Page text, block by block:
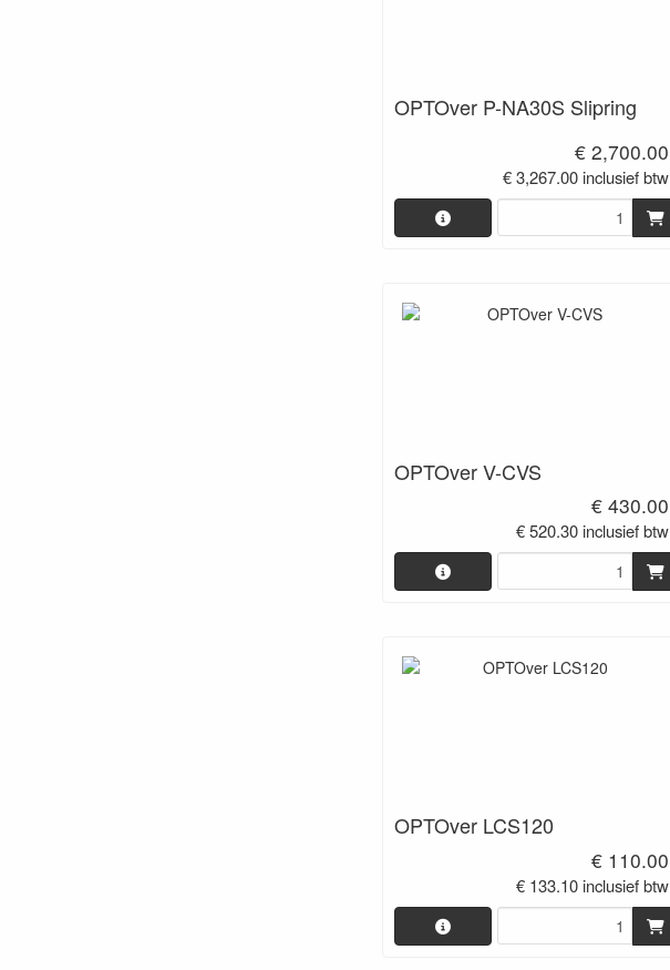
OPTOver P-NA30S Slipring
€ 2,700.00
€ 3,267.00 inclusief btw
OPTOver V-CVS
€ 430.00
€ 520.30 inclusief btw
OPTOver LCS120
€ 110.00
€ 133.10 inclusief btw